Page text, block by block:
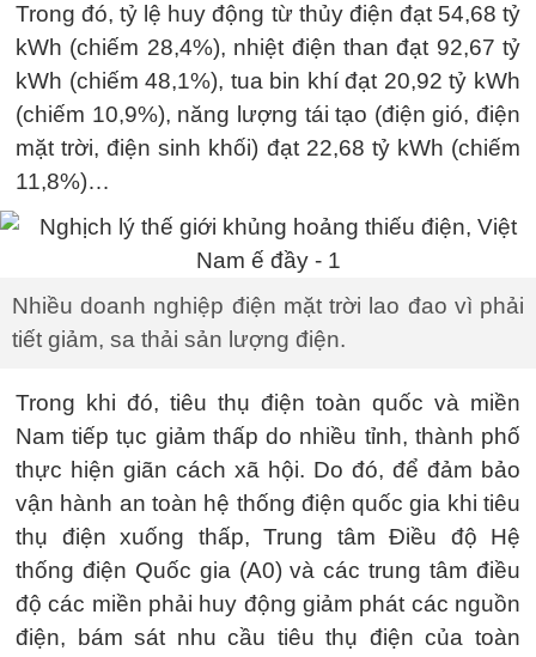
Trong đó, tỷ lệ huy động từ thủy điện đạt 54,68 tỷ
kWh (chiếm 28,4%), nhiệt điện than đạt 92,67 tỷ
kWh (chiếm 48,1%), tua bin khí đạt 20,92 tỷ kWh
(chiếm 10,9%), năng lượng tái tạo (điện gió, điện
mặt trời, điện sinh khối) đạt 22,68 tỷ kWh (chiếm
11,8%)…
Nhiều doanh nghiệp điện mặt trời lao đao vì phải
tiết giảm, sa thải sản lượng điện.
Trong khi đó, tiêu thụ điện toàn quốc và miền
Nam tiếp tục giảm thấp do nhiều tỉnh, thành phố
thực hiện giãn cách xã hội. Do đó, để đảm bảo
vận hành an toàn hệ thống điện quốc gia khi tiêu
thụ điện xuống thấp, Trung tâm Điều độ Hệ
thống điện Quốc gia (A0) và các trung tâm điều
độ các miền phải huy động giảm phát các nguồn
điện, bám sát nhu cầu tiêu thụ điện của toàn